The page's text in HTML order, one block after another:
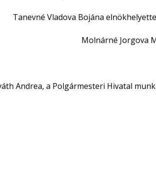
Vladova Bojána
Jorgova
Andrea, a Polgármesteri Hivatal